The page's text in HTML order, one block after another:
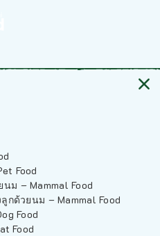
Food
ม – Mammal Food
กด้วยนม – Mammal Food
Food
Food